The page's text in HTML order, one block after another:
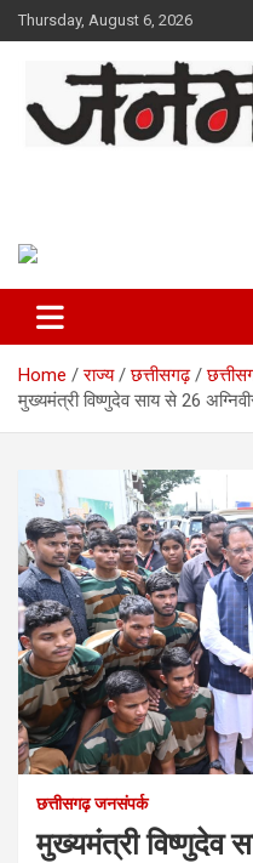
Skip
to
Thursday, August 6, 2026
Home राज्य छत्तीसगढ़
मुख्यमंत्री विष्णुदेव साय से 26
छत्तीसगढ़ जनसंपर्क
मुख्यमंत्री विष्णुदेव